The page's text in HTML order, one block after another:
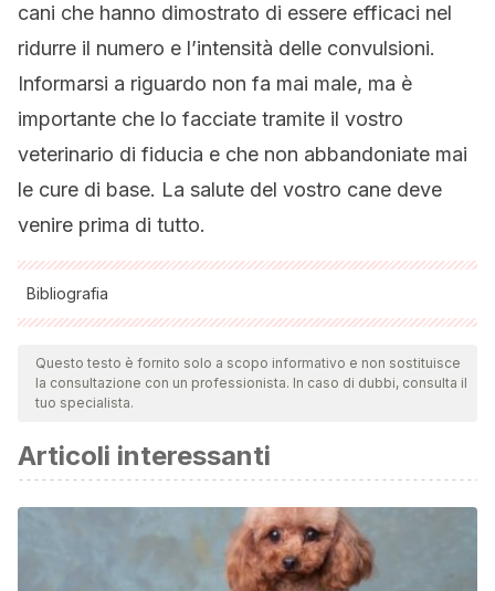
cani che hanno dimostrato di essere efficaci nel
ridurre il numero e l’intensità delle convulsioni.
Informarsi a riguardo non fa mai male, ma è
importante che lo facciate tramite il vostro
veterinario di fiducia e che non abbandoniate mai
le cure di base. La salute del vostro cane deve
venire prima di tutto.
Bibliografia
Tutte le fonti citate sono state esaminate a fondo dal nostro
team per garantirne la qualità, l'affidabilità, l'attualità e la
validità. La bibliografia di questo articolo è stata considerata
Podell, M., Volk, H. A., Berendt, M., Löscher, W., Muñana, K.,
Patterson, E. E., & Platt, S. R. (2016). 2015 ACVIM small
animal consensus statement on seizure management in
Journal of veterinary internal medicine,30
Questo testo è fornito solo a scopo informativo e non sostituisce
la consultazione con un professionista. In caso di dubbi, consulta il
tuo specialista.
Articoli interessanti